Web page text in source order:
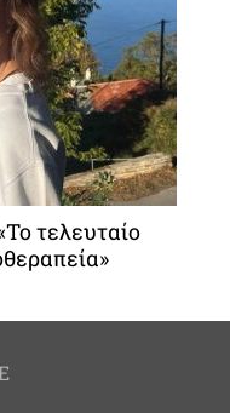
τελευταίο